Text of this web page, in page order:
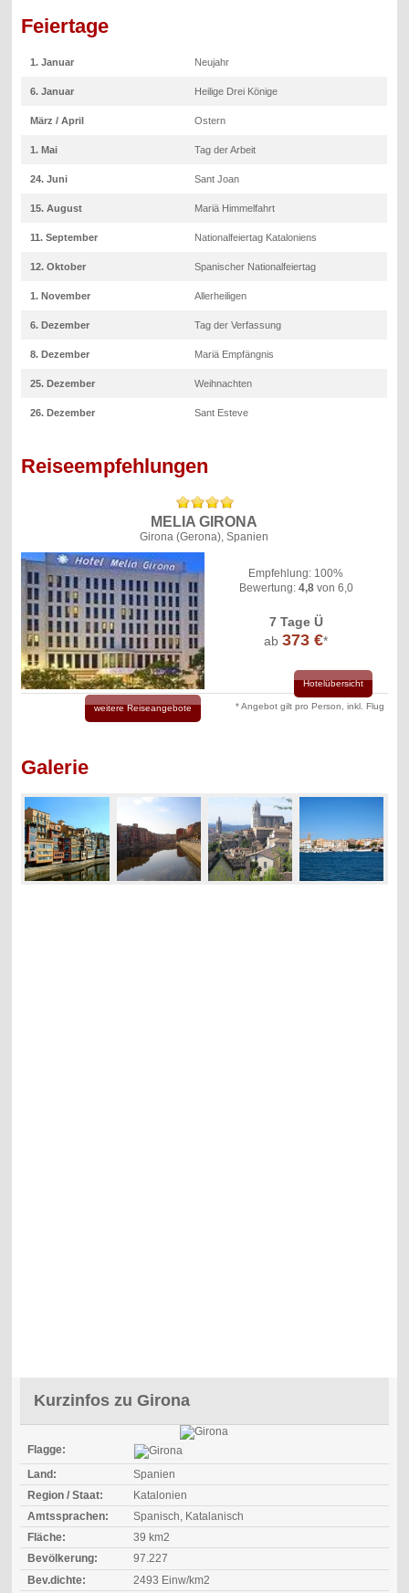
Feiertage
1. Januar Neujahr
6. Januar Heilige Drei Könige
März / April Ostern
1. Mai Tag der Arbeit
24. Juni Sant Joan
15. August Mariä Himmelfahrt
11. September Nationalfeiertag Kataloniens
12. Oktober Spanischer Nationalfeiertag
1. November Allerheiligen
6. Dezember Tag der Verfassung
8. Dezember Mariä Empfängnis
25. Dezember Weihnachten
26. Dezember Sant Esteve
Reiseempfehlungen
MELIA GIRONA
Girona (Gerona), Spanien
Empfehlung: 100%
Bewertung: 4,8von 6,0
7 Tage Ü
ab373 €*
Hotelübersicht
weitere Reiseangebote * Angebot gilt pro Person, inkl. Flug
Galerie
Kurzinfos zu Girona
Flagge:
Land:
Spanien
Region / Staat:
Katalonien
Amtssprachen:
Spanisch, Katalanisch
Fläche:
39 km2
Bevölkerung:
97.227
Bev.dichte:
2493 Einw/km2